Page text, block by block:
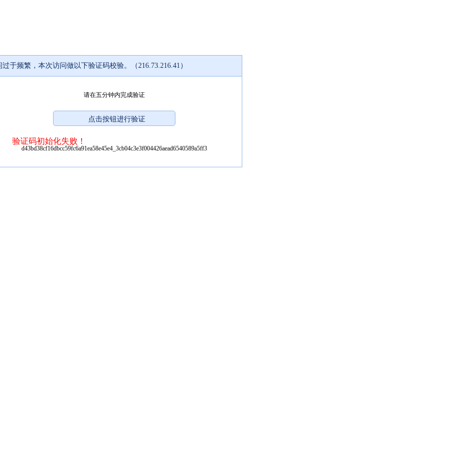
过于频繁，本次访问做以下验证码校验。（216.73.216.41）
请在五分钟内完成验证
验证码初始化失败！
d43bd38cf16dbcc59fc6a91ea58e45e4_3cb04c3e3f004426aead6540589a5ff3